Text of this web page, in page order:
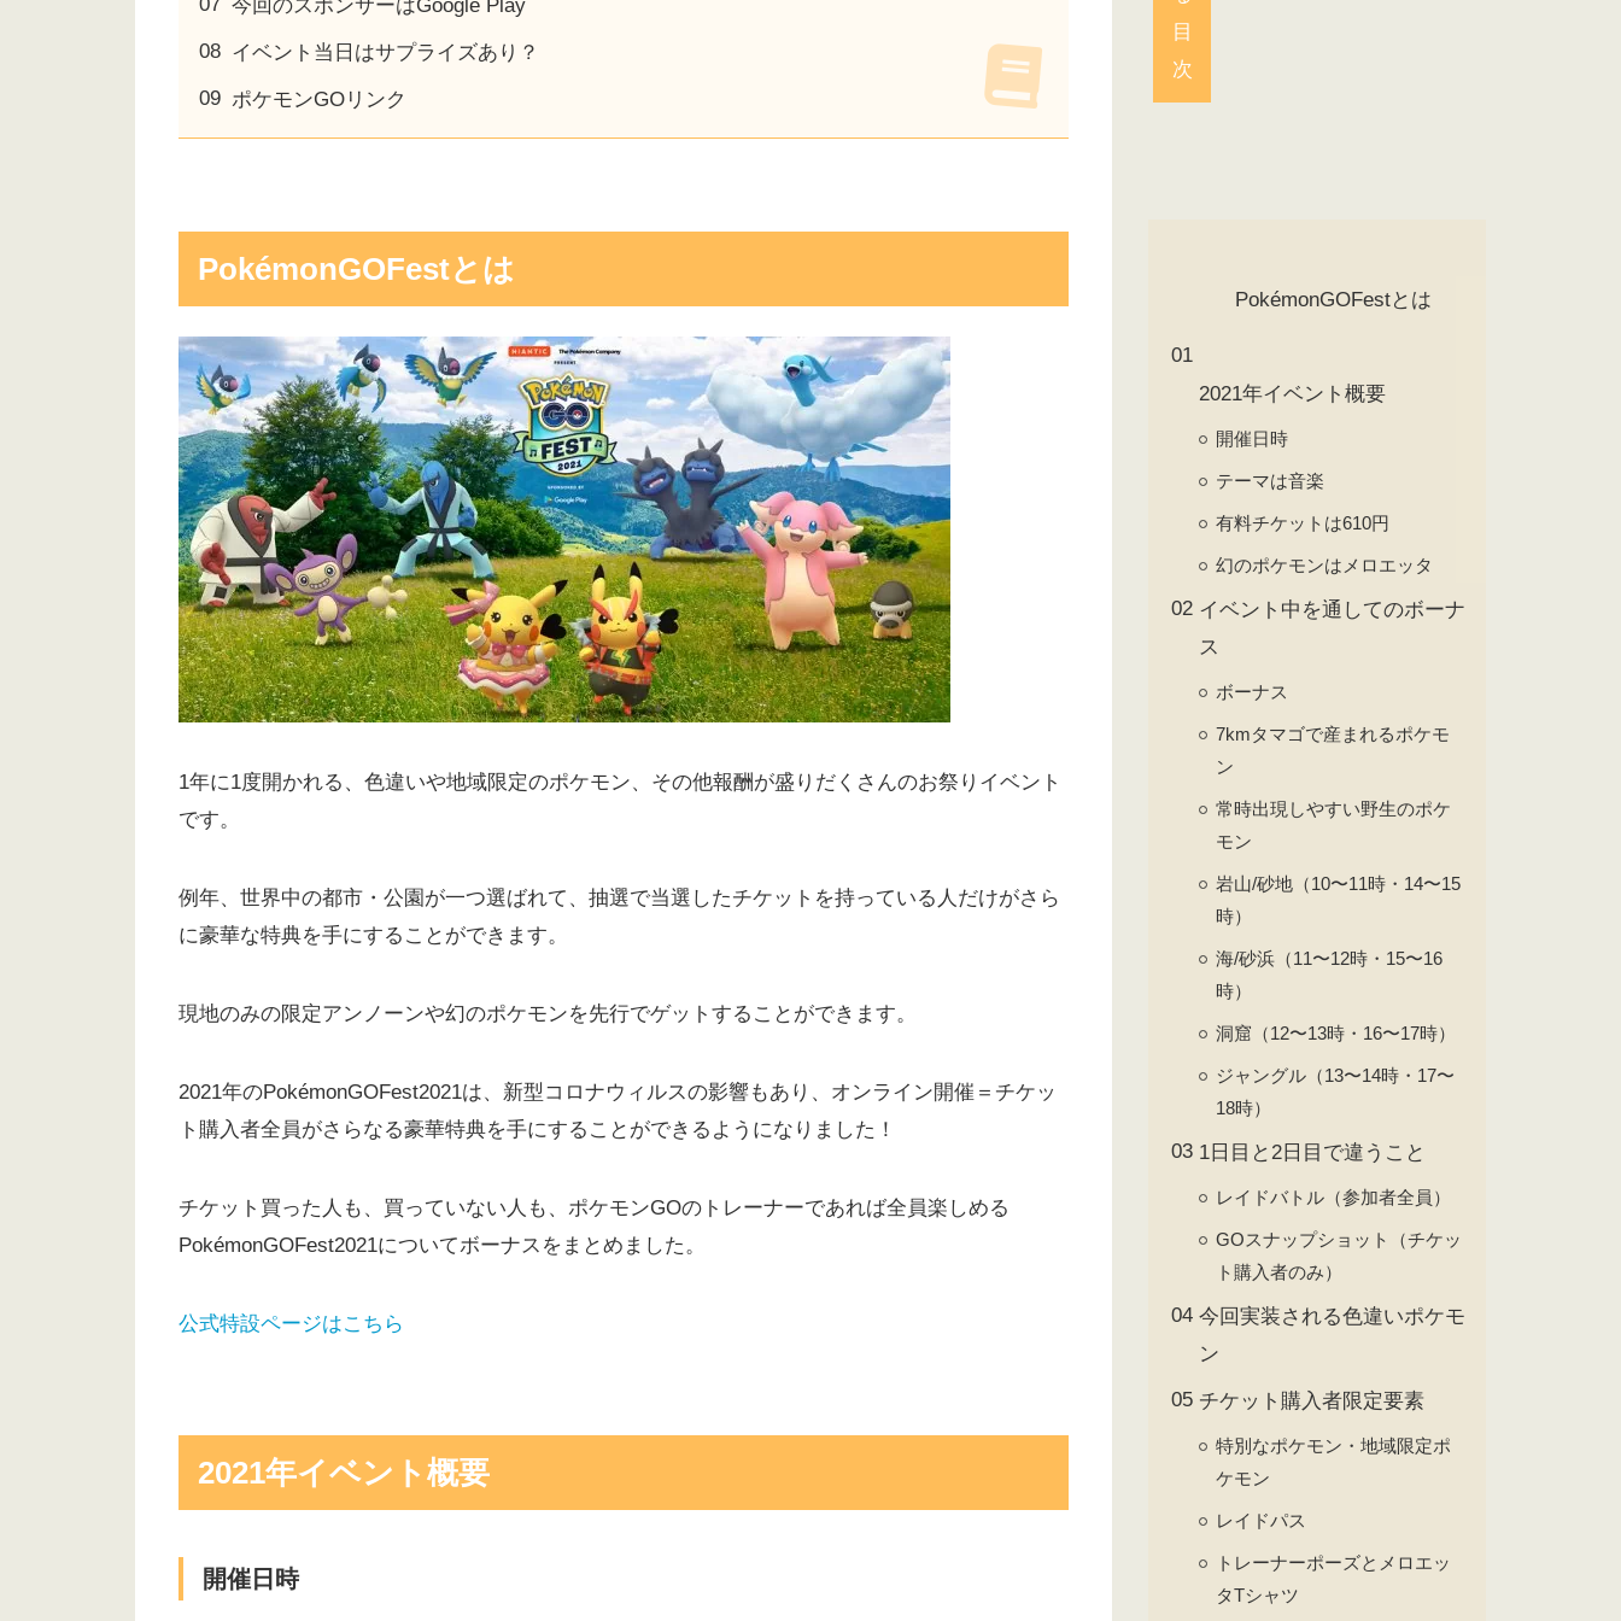
今回のスポンサーはGoogle Play
イベント当日はサプライズあり？
ポケモンGOリンク
PokémonGOFestとは
1年に1度開かれる、色違いや地域限定のポケモン、その他報酬が盛りだくさんのお祭りイベント
です。
例年、世界中の都市・公園が一つ選ばれて、抽選で当選したチケットを持っている人だけがさら
に豪華な特典を手にすることができます。
現地のみの限定アンノーンや幻のポケモンを先行でゲットすることができます。
2021年のPokémonGOFest2021は、新型コロナウィルスの影響もあり、オンライン開催＝チケッ
ト購入者全員がさらなる豪華特典を手にすることができるようになりました！
チケット買った人も、買っていない人も、ポケモンGOのトレーナーであれば全員楽しめる
PokémonGOFest2021についてボーナスをまとめました。
公式特設ページはこちら
2021年イベント概要
開催日時
目
次
PokémonGOFestとは
2021年イベント概要
開催日時
テーマは音楽
有料チケットは610円
幻のポケモンはメロエッタ
イベント中を通してのボーナ
ス
ボーナス
7kmタマゴで産まれるポケモ
ン
常時出現しやすい野生のポケ
モン
岩山/砂地（10〜11時・14〜15
時）
海/砂浜（11〜12時・15〜16
時）
洞窟（12〜13時・16〜17時）
ジャングル（13〜14時・17〜
18時）
1日目と2日目で違うこと
レイドバトル（参加者全員）
GOスナップショット（チケッ
ト購入者のみ）
今回実装される色違いポケモ
ン
チケット購入者限定要素
特別なポケモン・地域限定ポ
ケモン
レイドパス
トレーナーポーズとメロエッ
タTシャツ